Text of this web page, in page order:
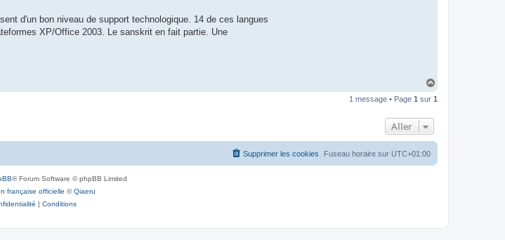
d'un bon niveau de support technologique. 14 de ces langues
XP/Office 2003. Le sanskrit en fait partie. Une
u
1 message • Page 1 sur 1
Aller
Fuseau horaire sur UTC+01:00
Supprimer les cookies
® Forum Software © phpBB Limited
française officielle ©Qiaeru
| Conditions